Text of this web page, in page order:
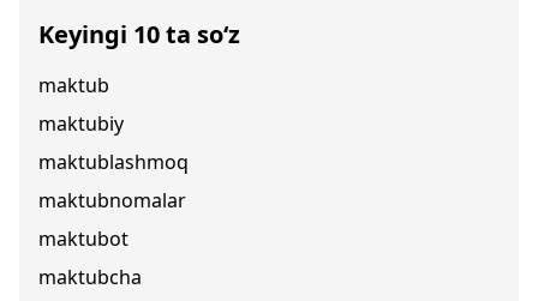
Keyingi 10 ta so‘z
maktub
maktubiy
maktublashmoq
maktubnomalar
maktubot
maktubcha